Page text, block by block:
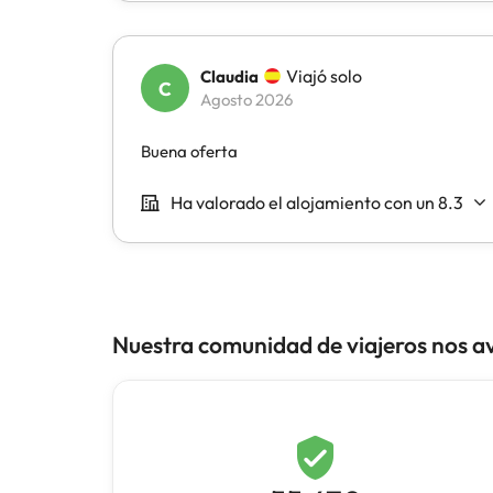
Nuestra comunidad de viajeros nos